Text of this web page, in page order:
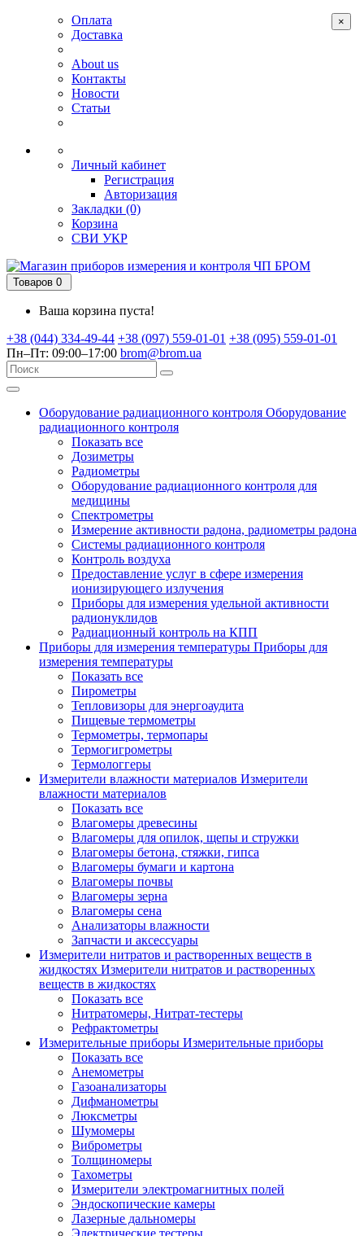
Оплата
Доставка
About us
Контакты
Новости
Статьи
Личный кабинет
Регистрация
Авторизация
Закладки (0)
Корзина
СВИ УКР
Товаров 0
Ваша корзина пуста!
+38 (044) 334-49-44 +38 (097) 559-01-01 +38 (095) 559-01-01
Пн–Пт: 09:00–17:00 brom@brom.ua
Оборудование радиационного контроля Оборудование
радиационного контроля
Показать все
Дозиметры
Радиометры
Оборудование радиационного контроля для
медицины
Спектрометры
Измерение активности радона, радиометры радона
Системы радиационного контроля
Контроль воздуха
Предоставление услуг в сфере измерения
ионизирующего излучения
Приборы для измерения удельной активности
радионуклидов
Радиационный контроль на КПП
Приборы для измерения температуры Приборы для
измерения температуры
Показать все
Пирометры
Тепловизоры для энергоаудита
Пищевые термометры
Термометры, термопары
Термогигрометры
Термологгеры
Измерители влажности материалов Измерители
влажности материалов
Показать все
Влагомеры древесины
Влагомеры для опилок, щепы и стружки
Влагомеры бетона, стяжки, гипса
Влагомеры бумаги и картона
Влагомеры почвы
Влагомеры зерна
Влагомеры сена
Анализаторы влажности
Запчасти и аксессуары
Измерители нитратов и растворенных веществ в
жидкостях Измерители нитратов и растворенных
веществ в жидкостях
Показать все
Нитратомеры, Нитрат-тестеры
Рефрактометры
Измерительные приборы Измерительные приборы
Показать все
Анемометры
Газоанализаторы
Дифманометры
Люксметры
Шумомеры
Виброметры
Толщиномеры
Тахометры
Измерители электромагнитных полей
Эндоскопические камеры
Лазерные дальномеры
Электрические тестеры
×